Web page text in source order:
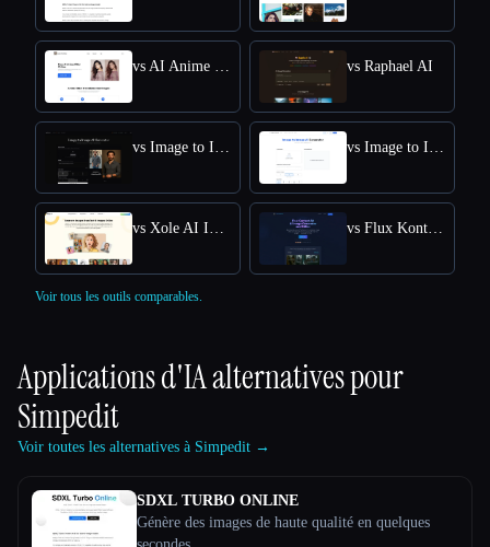
vs AI Anime Filter vs Raphael AI
vs Image to Image AI vs Image to Image
vs Xole AI Image Generator vs Flux Kontext: AI Image Generator
Voir tous les outils comparables.
Applications d'IA alternatives pour
Simpedit
Voir toutes les alternatives à Simpedit →
SDXL TURBO ONLINE
Génère des images de haute qualité en quelques